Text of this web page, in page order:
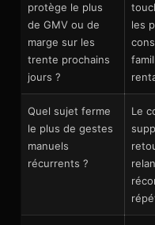
protège le plus
de GMV ou de
marge sur les
trente prochains
jours ?
les
Quel sujet ferme
le plus de gestes
manuels
récurrents ?
Le